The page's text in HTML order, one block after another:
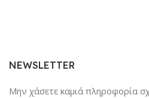
Sundaymot
NEWSLETTER
Μην χάσετε καμιά πληροφορία